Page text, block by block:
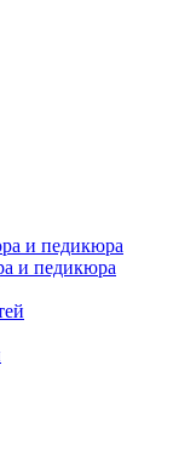
и педикюра
и педикюра